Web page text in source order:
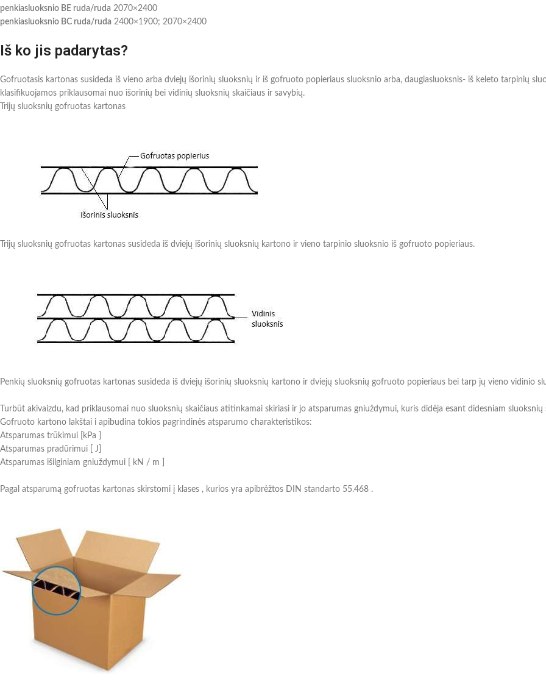
penkiasluoksnio BE ruda/ruda 2070×2400
penkiasluoksnio BC ruda/ruda 2400×1900; 2070×2400
Iš ko jis padarytas?
Gofruotasis kartonas susideda iš vieno arba dviejų išorinių sluoksnių ir iš gofruoto popieriaus sluoksnio arba, daugiasluoksnis- iš keleto tarpinių
klasifikuojamos priklausomai nuo išorinių bei vidinių sluoksnių skaičiaus ir savybių.
Trijų sluoksnių gofruotas kartonas
Trijų sluoksnių gofruotas kartonas susideda iš dviejų išorinių sluoksnių kartono ir vieno tarpinio sluoksnio iš gofruoto popieriaus.
Penkių sluoksnių gofruotas kartonas susideda iš dviejų išorinių sluoksnių kartono ir dviejų sluoksnių gofruoto popieriaus bei tarp jų vieno vidinio
Turbūt akivaizdu, kad priklausomai nuo sluoksnių skaičiaus atitinkamai skiriasi ir jo atsparumas gniuždymui, kuris didėja esant didesniam
Gofruoto kartono lakštai i apibudina tokios pagrindinės atsparumo charakteristikos:
Atsparumas trūkimui [kPa ]
Atsparumas pradūrimui [ J]
Atsparumas išilginiam gniuždymui [ kN / m ]
Pagal atsparumą gofruotas kartonas skirstomi į klases , kurios yra apibrėžtos DIN standarto 55.468 .